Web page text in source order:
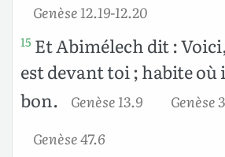
Genèse 12.19-12.20
15 Et Abimélech dit :
est devant toi ; habite où
bon.
Genèse 13.9
Genèse
Genèse 47.6